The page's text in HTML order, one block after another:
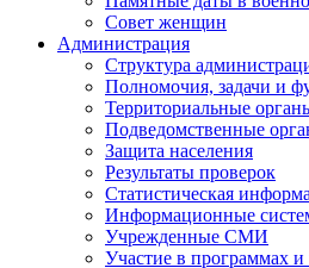
Совет женщин
Администрация
Структура
Полномочия, задачи и
Территориальные
Подведомственные
Защита населения
Результаты проверок
Статистическая
Информационные
Учрежденные СМИ
Участие в программах